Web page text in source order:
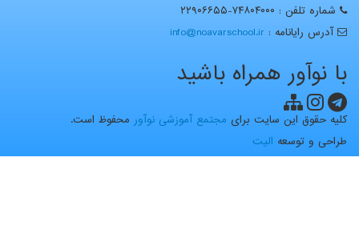
شماره تلفن : ۷۴۸۰۴۰۰۰-۲۲۹۰۶۶۵۵
آدرس رايانامه : info@noavarschool.ir
با نوآور همراه باشید
کلیه حقوق این سایت برای مجتمع آموزشی نوآور محفوظ است.
طراحی و توسعه الیت